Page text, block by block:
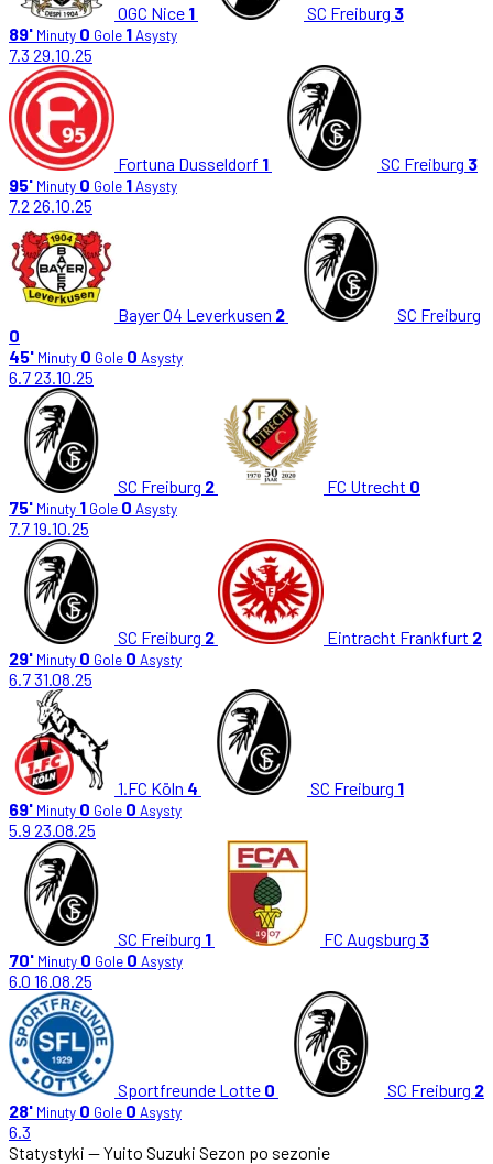
OGC Nice 1 SC Freiburg 3
89' Minuty 0 Gole 1Asysty
7.3 29.10.25
Fortuna Dusseldorf 1 SC Freiburg 3
95' Minuty 0 Gole 1Asysty
7.2 26.10.25
Bayer 04 Leverkusen 2
SC Freiburg
0
45' Minuty 0 Gole 0 Asysty
6.723.10.25
SC Freiburg 2 FC Utrecht 0
75' Minuty 1 Gole 0 Asysty
7.719.10.25
SC Freiburg 2 Eintracht Frankfurt 2
29' Minuty 0 Gole 0 Asysty
6.731.08.25
1.FC Köln 4 SC Freiburg 1
69' Minuty 0 Gole 0 Asysty
5.9 23.08.25
SC Freiburg 1 FC Augsburg 3
70' Minuty 0 Gole 0 Asysty
6.0 16.08.25
Sportfreunde Lotte 0 SC Freiburg 2
28' Minuty 0 Gole 0 Asysty
6.3
Statystyki — Yuito Suzuki Sezon po sezonie